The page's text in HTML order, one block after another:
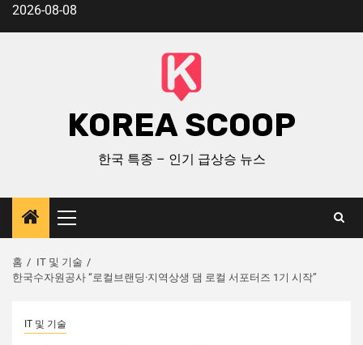
2026-08-08
KOREA SCOOP
한국 특종 – 인기 급상승 뉴스
홈
IT 및 기술
한국수자원공사 “로컬브랜딩·지역상생 댐 로컬 서포터즈 1기 시작”
IT 및 기술